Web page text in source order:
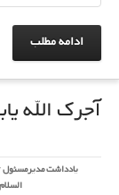
ادامه مطلب
آجرک الله
یادداشت مدیرمسئول